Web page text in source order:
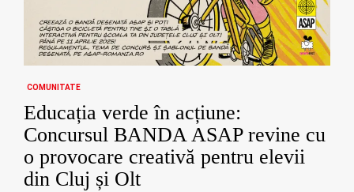
COMUNITATE
Educația verde în acțiune:
Concursul BANDA ASAP revine cu
o provocare creativă pentru elevii
din Cluj și Olt